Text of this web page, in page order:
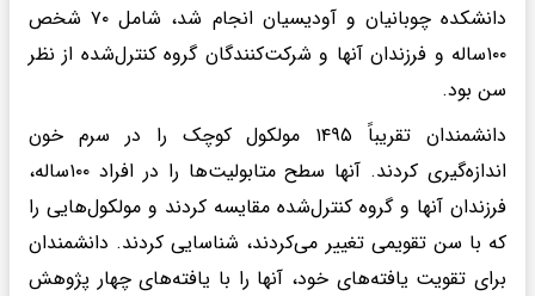
دانشکده چوبانیان و آودیسیان انجام شد، شامل ۷۰ شخص
۱۰۰ساله و فرزندان آنها و شرکت‌کنندگان گروه کنترل‌شده از نظر
سن بود.
دانشمندان تقریباً ۱۴۹۵ مولکول کوچک را در سرم خون
اندازه‌گیری کردند. آنها سطح متابولیت‌ها را در افراد ۱۰۰ساله،
فرزندان آنها و گروه کنترل‌شده مقایسه کردند و مولکول‌هایی را
که با سن تقویمی تغییر می‌کردند، شناسایی کردند. دانشمندان
برای تقویت یافته‌های خود، آنها را با یافته‌های چهار پژوهش